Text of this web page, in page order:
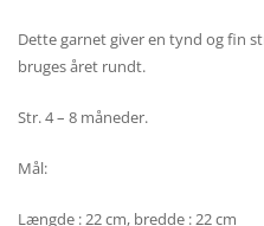
Dette garnet giver en tynd og fin
bruges året rundt.
Str. 4 – 8 måneder.
Mål:
Længde : 22 cm, bredde : 22 cm